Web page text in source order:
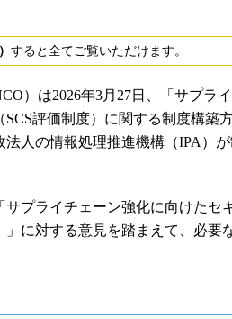
ブ
すると全てご覧いただけます。
）は2026年3月27日、「サプラ
評価制度）に関する制度構築
人の情報処理推進機構（IPA）が
プライチェーン強化に向けたセ
に対する意見を踏まえて、必要